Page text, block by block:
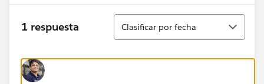
1 respuesta
Ordenar
Clasificar por fecha